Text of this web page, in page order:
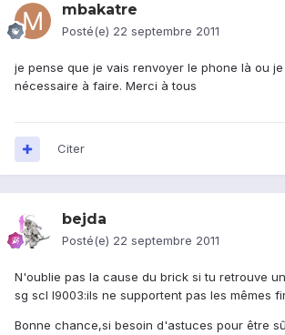
mbakatre
Posté(e) 22 septembre 2011
je pense que je vais renvoyer le phone là ou
nécessaire à faire. Merci à tous
Citer
bejda
Posté(e) 22 septembre 2011
N'oublie pas la cause du brick si tu retrouve
sg scl I9003:ils ne supportent pas les mêmes
Bonne chance,si besoin d'astuces pour être